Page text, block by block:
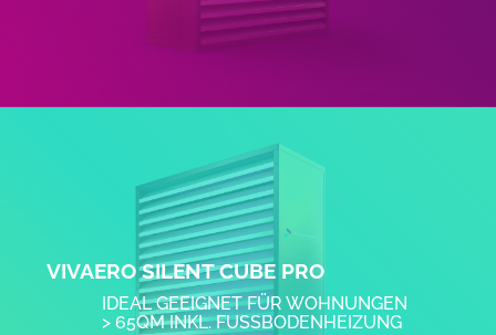
VIVAERO SILENT CUBE PRO
IDEAL GEEIGNET FÜR WOHNUNGEN
> 65QM INKL. FUSSBODENHEIZUNG